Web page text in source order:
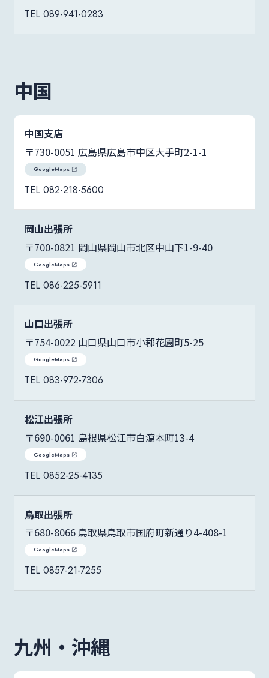
089-941-0283
中国
中国支店
〒730-0051 広島県広島市中区大手町2-1-1
GoogleMaps
082-218-5600
岡山出張所
〒700-0821 岡山県岡山市北区中山下1-9-40
GoogleMaps
086-225-5911
山口出張所
〒754-0022 山口県山口市小郡花園町5-25
GoogleMaps
083-972-7306
松江出張所
〒690-0061 島根県松江市白瀉本町13-4
GoogleMaps
0852-25-4135
鳥取出張所
〒680-8066 鳥取県鳥取市国府町新通り4-408-1
GoogleMaps
0857-21-7255
九州・沖縄